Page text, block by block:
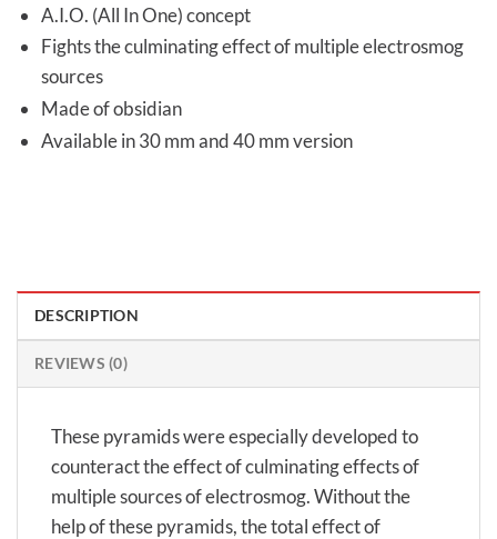
A.I.O. (All In One) concept
Fights the culminating effect of multiple electrosmog
sources
Made of obsidian
Available in 30 mm and 40 mm version
DESCRIPTION
REVIEWS (0)
These pyramids were especially developed to
counteract the effect of culminating effects of
multiple sources of electrosmog. Without the
help of these pyramids, the total effect of